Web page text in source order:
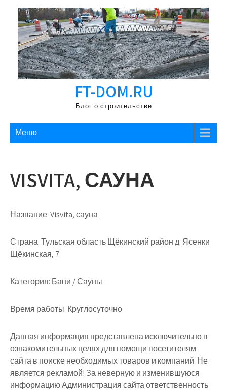
Перейти
содержимому
FT-DOM.RU
Блог о строительстве
Меню
VISVITA, САУНА
Название:Visvita, сауна
Страна:Тульская область Щёкинский район д. Ясенки
Щёкинская, 7
Категория: Бани / Сауны
Время работы: Круглосуточно
Данная информация представлена исключительно в
ознакомительных целях для помощи посетителям
сайта в поиске необходимых товаров и компаний. Не
является рекламой! За неверную и изменившуюся
информацию Администрация сайта ответственность